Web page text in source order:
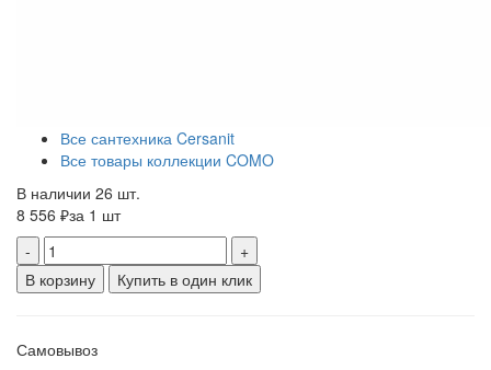
Все сантехника Cersanit
Все товары коллекции COMO
В наличии 26 шт.
8 556 ₽за 1 шт
-
+
В корзину
Купить в один клик
Самовывоз